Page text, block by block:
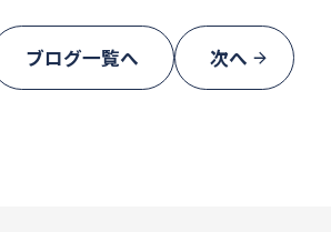
ブログ一覧へ 次へ